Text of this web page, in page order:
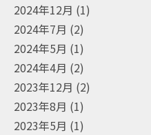
2024年12月 (1)
2024年7月 (2)
2024年5月 (1)
2024年4月 (2)
2023年12月 (2)
2023年8月 (1)
2023年5月 (1)